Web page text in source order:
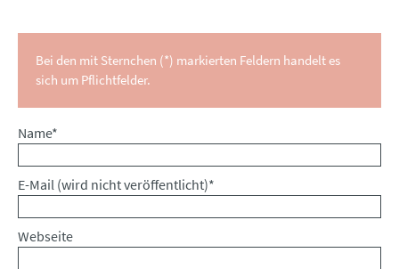
Bei den mit Sternchen (*) markierten Feldern handelt es
sich um Pflichtfelder.
Pflichtfeld
Name*
Pflichtfeld
E-Mail (wird nicht veröffentlicht)*
Webseite